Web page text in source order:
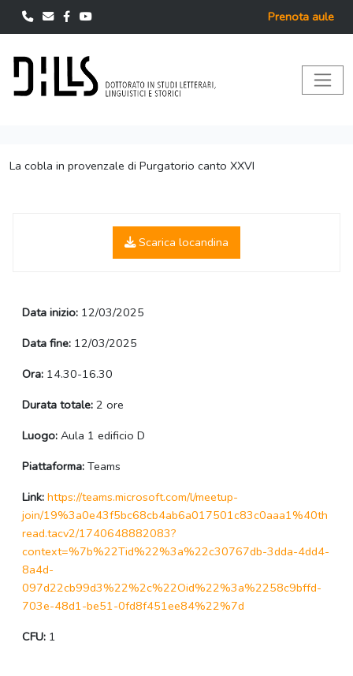
Prenota aule
La cobla in provenzale di Purgatorio canto XXVI
Scarica locandina
Data inizio: 12/03/2025
Data fine: 12/03/2025
Ora: 14.30-16.30
Durata totale: 2 ore
Luogo: Aula 1 edificio D
Piattaforma: Teams
Link: https://teams.microsoft.com/l/meetup-
join/19%3a0e43f5bc68cb4ab6a017501c83c0aaa1%40th
read.tacv2/1740648882083?
context=%7b%22Tid%22%3a%22c30767db-3dda-4dd4-
8a4d-
097d22cb99d3%22%2c%22Oid%22%3a%2258c9bffd-
703e-48d1-be51-0fd8f451ee84%22%7d
CFU: 1